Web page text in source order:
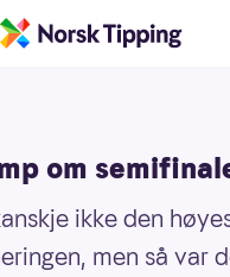
om
ikke den
men så var